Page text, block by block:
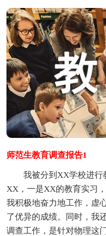
师范生教育调查报告1
我被分到XX学校进行
XX，一是XX的教育实习
我积极地奋力地工作，虚
了优异的成绩。同时，我
调查工作，是针对物理这